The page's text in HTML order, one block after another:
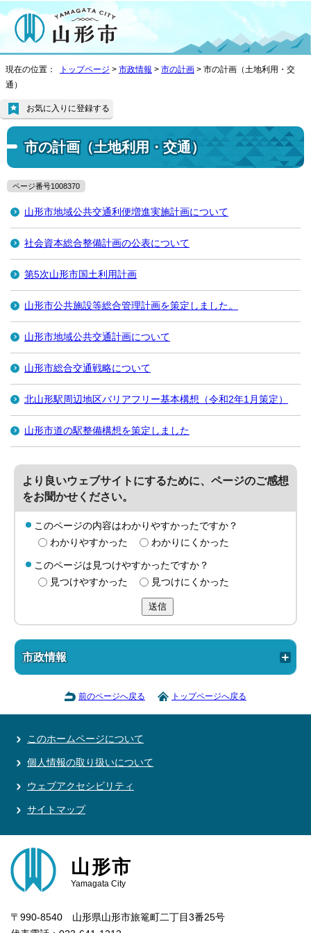
現在の位置： トップページ > 市政情報 > 市の計画 > 市の計画（土地利用・交
通）
市の計画（土地利用・交通）
お気に入りに登録する
ページ番号1008370
山形市地域公共交通利便増進実施計画について
社会資本総合整備計画の公表について
第5次山形市国土利用計画
山形市公共施設等総合管理計画を策定しました。
山形市地域公共交通計画について
山形市総合交通戦略について
北山形駅周辺地区バリアフリー基本構想（令和2年1月策定）
山形市道の駅整備構想を策定しました
より良いウェブサイトにするために、ページのご感想
をお聞かせください。
このページの内容はわかりやすかったですか？
わかりやすかった
わかりにくかった
このページは見つけやすかったですか？
見つけやすかった
見つけにくかった
送信
市政情報
前のページへ戻る トップページへ戻る
このホームページについて
個人情報の取り扱いについて
ウェブアクセシビリティ
サイトマップ
山形市
Yamagata City
〒990-8540 山形県山形市旅篭町二丁目3番25号